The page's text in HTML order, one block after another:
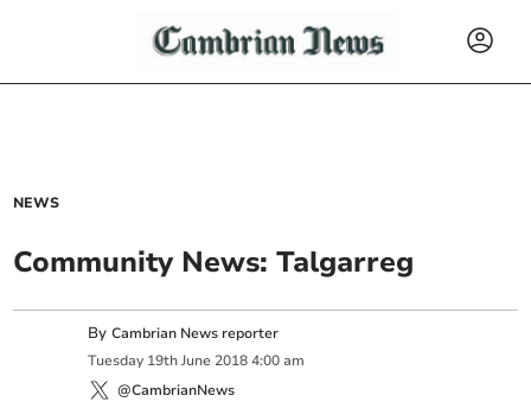
NEWS
Community News: Talgarreg
ByCambrian News reporter
Tuesday 19th June 2018 4:00 am
@CambrianNews